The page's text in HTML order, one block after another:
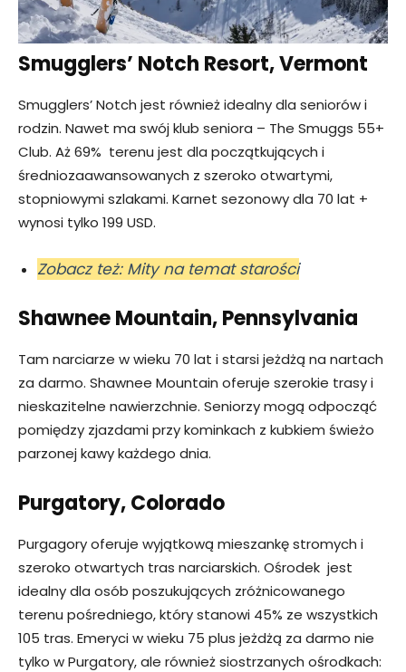
Smugglers’ Notch Resort, Vermont
Smugglers’ Notch jest również idealny dla seniorów i
rodzin. Nawet ma swój klub seniora – The Smuggs 55+
Club. Aż 69% terenu jest dla początkujących i
średniozaawansowanych z szeroko otwartymi,
stopniowymi szlakami. Karnet sezonowy dla 70 lat +
wynosi tylko 199 USD.
Zobacz też: Mity na temat starości
Shawnee Mountain, Pennsylvania
Tam narciarze w wieku 70 lat i starsi jeżdżą na nartach
za darmo. Shawnee Mountain oferuje szerokie trasy i
nieskazitelne nawierzchnie. Seniorzy mogą odpocząć
pomiędzy zjazdami przy kominkach z kubkiem świeżo
parzonej kawy każdego dnia.
Purgatory, Colorado
Purgagory oferuje wyjątkową mieszankę stromych i
szeroko otwartych tras narciarskich. Ośrodek jest
idealny dla osób poszukujących zróżnicowanego
terenu pośredniego, który stanowi 45% ze wszystkich
105 tras. Emeryci w wieku 75 plus jeżdżą za darmo nie
tylko w Purgatory, ale również siostrzanych ośrodkach: